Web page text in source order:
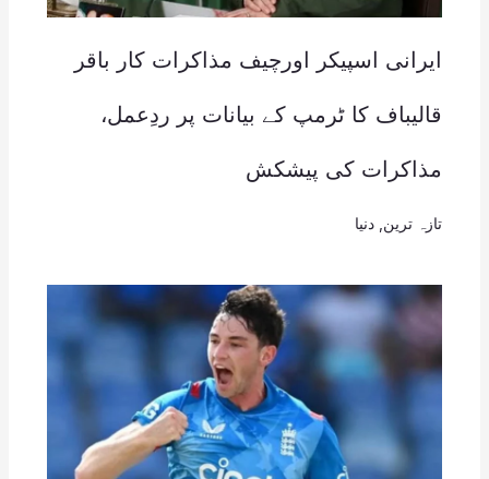
ایرانی اسپیکر اورچیف مذاکرات کار باقر
قالیباف کا ٹرمپ کے بیانات پر ردِعمل،
مذاکرات کی پیشکش
تازہ ترین دنیا